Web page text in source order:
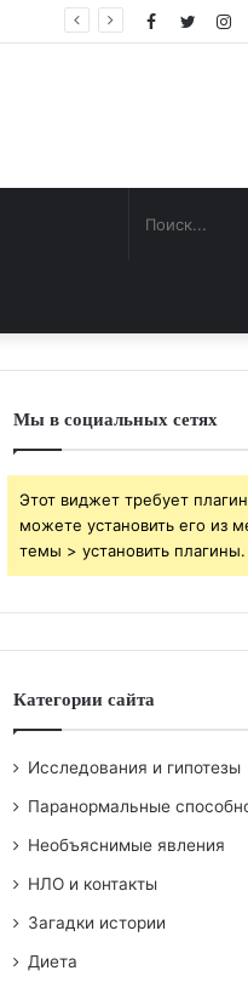
Twitter
Facebook
Мы в социальных сетях
Этот виджет требует
можете установить его из
темы > установить плагины.
Категории сайта
Исследования и гипотезы
Паранормальные
Необъяснимые явления
НЛО и контакты
Загадки истории
Диета